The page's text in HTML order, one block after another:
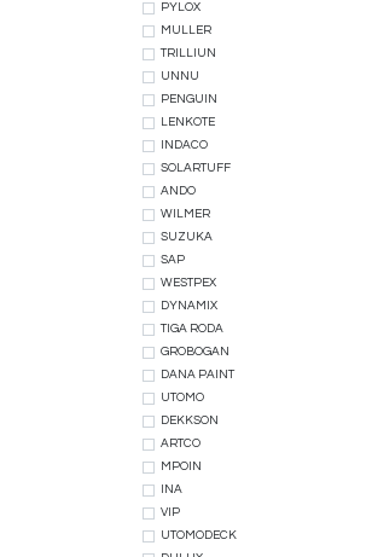
PYLOX
MULLER
TRILLIUN
UNNU
PENGUIN
LENKOTE
INDACO
SOLARTUFF
ANDO
WILMER
SUZUKA
SAP
WESTPEX
DYNAMIX
TIGA RODA
GROBOGAN
DANA PAINT
UTOMO
DEKKSON
ARTCO
MPOIN
INA
VIP
UTOMODECK